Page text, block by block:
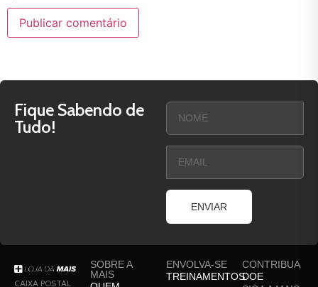
Fique Sabendo de
Tudo!
ENVIAR
CAIXA POSTAL
SOBRE A
MAIS
ENVOLVA-SE
TREINAMENTOS
CONTRIBUA
DOE